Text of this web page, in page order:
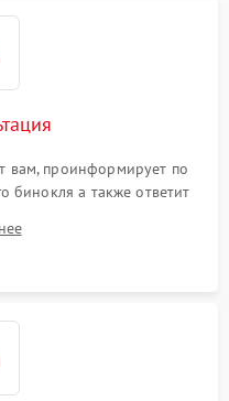
вам, проинформирует по
бинокля а также ответит